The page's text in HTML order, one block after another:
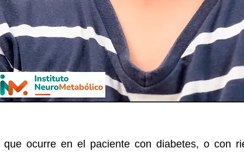
ocurre en el paciente con diabetes, o con